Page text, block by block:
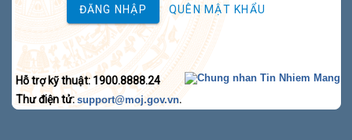
ĐĂNG NHẬP QUÊN MẬT KHẨU
Hỗ trợ kỹ thuật: 1900.8888.24
Thư điện tử: support@moj.gov.vn.